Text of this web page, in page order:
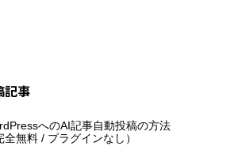
記事
へのAI記事自動投稿の方法
全無料 / プラグインなし）